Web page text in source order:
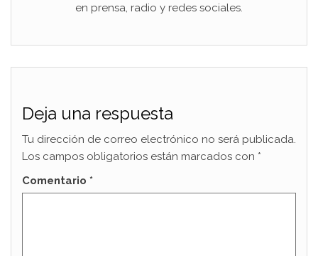
en prensa, radio y redes sociales.
Deja una respuesta
Tu dirección de correo electrónico no será publicada.
Los campos obligatorios están marcados con *
Comentario *